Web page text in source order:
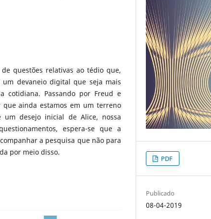
questões relativas ao tédio que,
devaneio digital que seja mais
cotidiana. Passando por Freud e
ainda estamos em um terreno
um desejo inicial de Alice, nossa
espera-se que a
a pesquisa que não para
por meio disso.
PDF
Publicado
08-04-2019